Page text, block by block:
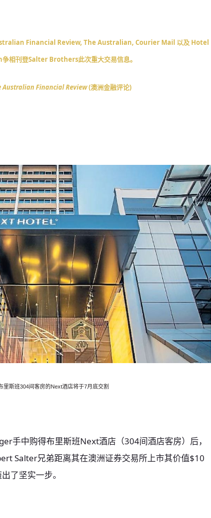
Financial Review, The Australian, Courier Mail 以及 Hotel
相刊登Salter Brothers此次重大交易信息。
Australian Financial Review(澳洲金融评论)
里斯班304间客房的Next酒店将于7月底交割
手中购得布里斯班Next酒店（304间酒店客房）后，
Salter兄弟距离其在澳洲证券交易所上市其价值$10
了坚实一步。